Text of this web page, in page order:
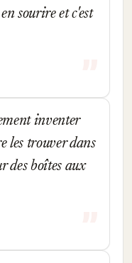
sourire et c'est
inventer
les trouver dans
des boîtes aux